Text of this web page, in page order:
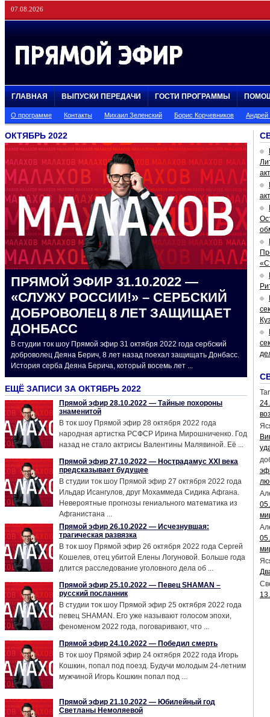
07.08.2026
ГЛАВНАЯ ВЫПУСКИ ПЕРЕДАЧИ ГОСТИ ПРОГРАММЫ
О программе Контакты Михаил Зеленский Борис Корчевников
ОКТЯБРЬ 2022
ПРЯМОЙ ЭФИР 31.10.2022 —
«СЛУЖУ РОССИИ!» – СЕРБСКИЙ
ДОБРОВОЛЕЦ 8 ЛЕТ ЗАЩИЩАЕТ
ДОНБАСС
В студии ток шоу Прямой эфир 31 октября 2022 года сербский
доброволец Деяна Берич, 8 лет назад поехал защищать Донбасс.
История серба Деяна Берича, который восемь лет ...
ЕЩЁ ЗАПИСИ ЗА ОКТЯБРЬ 2022
Прямой эфир 28.10.2022 — Тайные похороны
знаменитой
В ток шоу Прямой эфир 28 октября 2022 года
народная артистка РСФСР Ирина Мирошниченко. Год
назад не стало актрисы Валентины Малявиной. Её ...
Прямой эфир 27.10.2022 — Нострадамус XXI века
предсказывает будущее
В студии ток шоу Прямой эфир 27 октября 2022 года
Ильдар Исангулов, друг Мохаммеда Сидика Афгана.
Невероятные прогнозы гениального математика из
Афганистана ...
Прямой эфир 26.10.2022 — Исчезнувшая:
трагическая развязка
В ток шоу Прямой эфир 26 октября 2022 года Сергей
Кошелев, отец убитой Елены Логуновой. Больше года
длится расследование уголовного дела об ...
Прямой эфир 25.10.2022 — Певец SHAMAN –
русский посланник
В студии ток шоу Прямой эфир 25 октября 2022 года
певец SHAMAN. Его уже называют голосом эпохи,
феноменом 2022 года, поговаривают, что ...
Прямой эфир 24.10.2022 — Победил смерть
В ток шоу Прямой эфир 24 октября 2022 года Игорь
Кошкин, попал под поезд. Будучи молодым 24-летним
мужчиной Игорь Кошкин попал под ...
Прямой эфир 21.10.2022 — Юбилейный год
Светланы Немоляевой